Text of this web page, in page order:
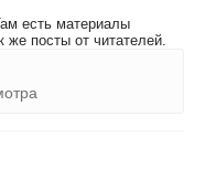
есть материалы
же посты от читателей.